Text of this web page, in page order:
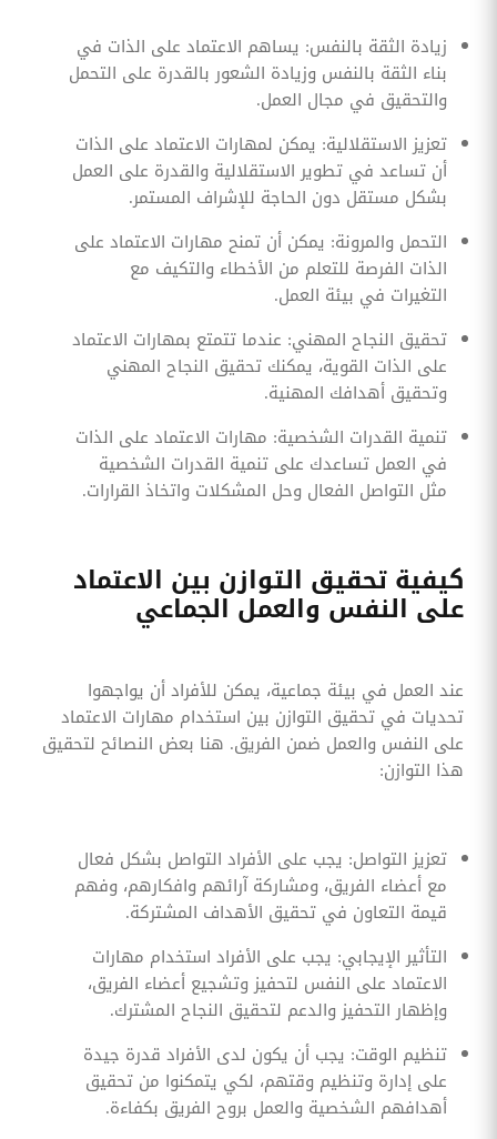
زيادة الثقة بالنفس: يساهم الاعتماد على الذات في
بناء الثقة بالنفس وزيادة الشعور بالقدرة على التحمل
والتحقيق في مجال العمل.
تعزيز الاستقلالية: يمكن لمهارات الاعتماد على الذات
أن تساعد في تطوير الاستقلالية والقدرة على العمل
بشكل مستقل دون الحاجة للإشراف المستمر.
التحمل والمرونة: يمكن أن تمنح مهارات الاعتماد على
الذات الفرصة للتعلم من الأخطاء والتكيف مع
التغيرات في بيئة العمل.
تحقيق النجاح المهني: عندما تتمتع بمهارات الاعتماد
على الذات القوية، يمكنك تحقيق النجاح المهني
وتحقيق أهدافك المهنية.
تنمية القدرات الشخصية: مهارات الاعتماد على الذات
في العمل تساعدك على تنمية القدرات الشخصية
مثل التواصل الفعال وحل المشكلات واتخاذ القرارات.
كيفية تحقيق التوازن بين الاعتماد
على النفس والعمل الجماعي
عند العمل في بيئة جماعية، يمكن للأفراد أن يواجهوا
تحديات في تحقيق التوازن بين استخدام مهارات الاعتماد
على النفس والعمل ضمن الفريق. هنا بعض النصائح لتحقيق
هذا التوازن:
تعزيز التواصل: يجب على الأفراد التواصل بشكل فعال
مع أعضاء الفريق، ومشاركة آرائهم وافكارهم، وفهم
قيمة التعاون في تحقيق الأهداف المشتركة.
التأثير الإيجابي: يجب على الأفراد استخدام مهارات
الاعتماد على النفس لتحفيز وتشجيع أعضاء الفريق،
وإظهار التحفيز والدعم لتحقيق النجاح المشترك.
تنظيم الوقت: يجب أن يكون لدى الأفراد قدرة جيدة
على إدارة وتنظيم وقتهم، لكي يتمكنوا من تحقيق
أهدافهم الشخصية والعمل بروح الفريق بكفاءة.